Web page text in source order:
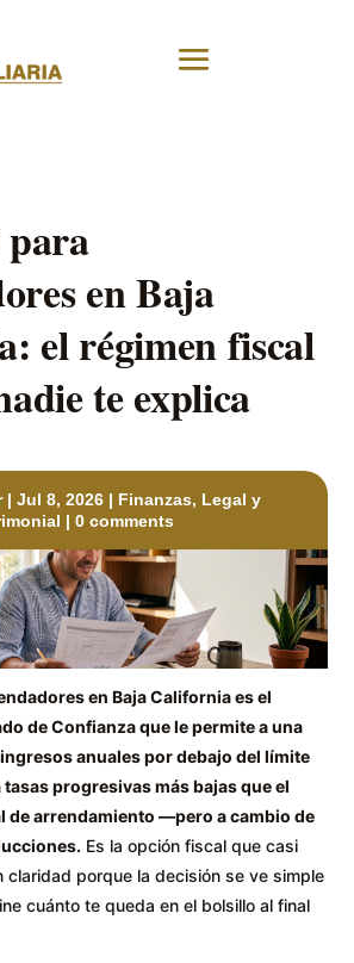
en Baja
el régimen fiscal
te explica
|Jul 8, 2026 | Finanzas, Legal y
|0 comments
en Baja California es el
de Confianza que le permite a una
anuales por debajo del límite
tasas progresivas más bajas que el
de arrendamiento —pero a cambio de
Es la opción fiscal que casi
claridad porque la decisión se ve simple
cuánto te queda en el bolsillo al final